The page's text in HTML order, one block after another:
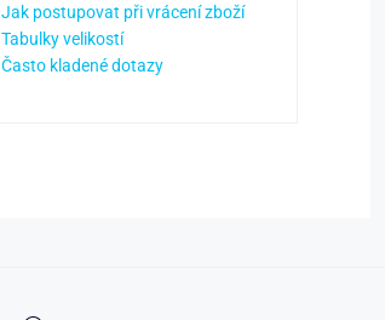
Jak postupovat při vrácení zboží
Tabulky velikostí
Často kladené dotazy